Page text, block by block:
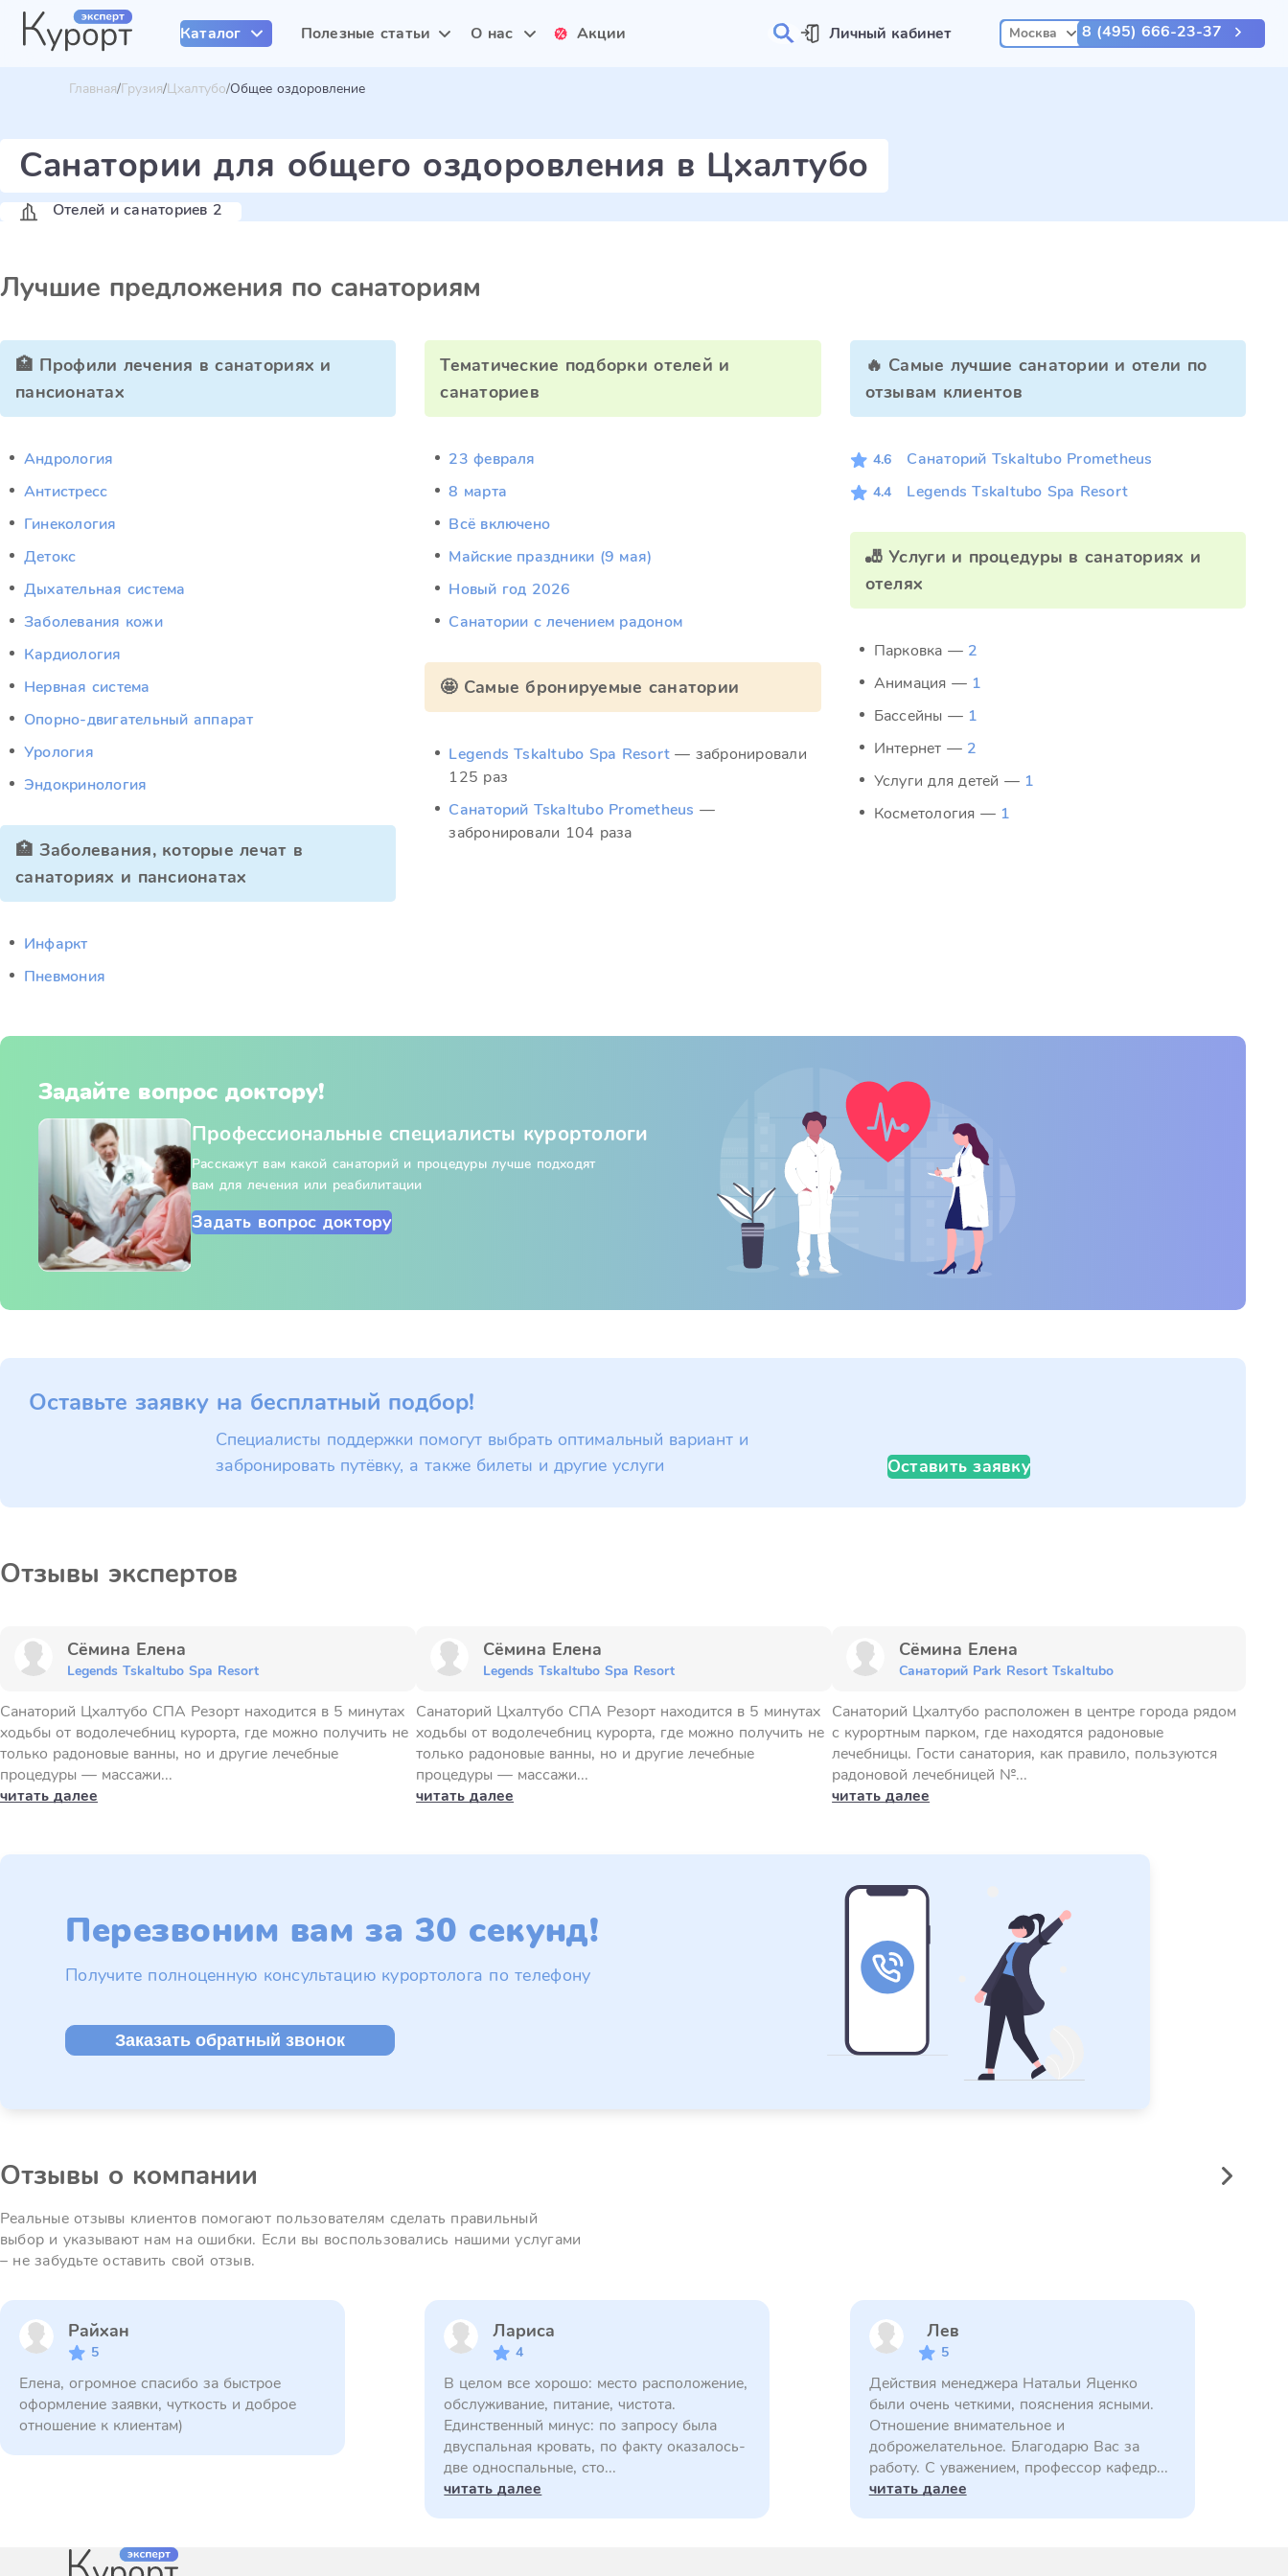
Каталог Полезные статьи О нас Акции Личный кабинет Москва 8 (495) 666-23-37
Главная Грузия Цхалтубо Общее оздоровление
Санатории для общего оздоровления в Цхалтубо
Отелей и санаториев 2
Лучшие предложения по санаториям
🏥 Профили лечения в санаториях и
пансионатах
Андрология
Антистресс
Гинекология
Детокс
Дыхательная система
Заболевания кожи
Кардиология
Нервная система
Опорно-двигательный аппарат
Урология
Эндокринология
🏥 Заболевания, которые лечат в
санаториях и пансионатах
Инфаркт
Пневмония
Тематические подборки отелей и
санаториев
23 февраля
8 марта
Всё включено
Майские праздники (9 мая)
Новый год 2026
Санатории с лечением радоном
🤩 Самые бронируемые санатории
Legends Tskaltubo Spa Resort — забронировали
125 раз
Санаторий Tskaltubo Prometheus —
забронировали 104 раза
🔥 Самые лучшие санатории и отели по
отзывам клиентов
4.6 Санаторий Tskaltubo Prometheus
4.4 Legends Tskaltubo Spa Resort
🎳 Услуги и процедуры в санаториях и
отелях
Парковка — 2
Анимация — 1
Бассейны — 1
Интернет — 2
Услуги для детей — 1
Косметология — 1
Задайте вопрос доктору!
Профессиональные специалисты курортологи
Расскажут вам какой санаторий и процедуры лучше подходят
вам для лечения или реабилитации
Задать вопрос доктору
Оставьте заявку на бесплатный подбор!
Специалисты поддержки помогут выбрать оптимальный вариант и
забронировать путёвку, а также билеты и другие услуги
Оставить заявку
Отзывы экспертов
Сёмина Елена
Legends Tskaltubo Spa Resort
Санаторий Цхалтубо СПА Резорт находится в 5 минутах
ходьбы от водолечебниц курорта, где можно получить не
только радоновые ванны, но и другие лечебные
процедуры — массажи...
читать далее
Сёмина Елена
Legends Tskaltubo Spa Resort
Санаторий Цхалтубо СПА Резорт находится в 5 минутах
ходьбы от водолечебниц курорта, где можно получить не
только радоновые ванны, но и другие лечебные
процедуры — массажи...
читать далее
Сёмина Елена
Санаторий Park Resort Tskaltubo
Санаторий Цхалтубо расположен в центре города рядом
с курортным парком, где находятся радоновые
лечебницы. Гости санатория, как правило, пользуются
радоновой лечебницей №...
читать далее
Перезвоним вам за 30 секунд!
Получите полноценную консультацию курортолога по телефону
Заказать обратный звонок
Отзывы о компании
Реальные отзывы клиентов помогают пользователям сделать правильный
выбор и указывают нам на ошибки. Если вы воспользовались нашими услугами
– не забудьте оставить свой отзыв.
Райхан
5
Елена, огромное спасибо за быстрое
оформление заявки, чуткость и доброе
отношение к клиентам)
Лариса
4
В целом все хорошо: место расположение,
обслуживание, питание, чистота.
Единственный минус: по запросу была
двуспальная кровать, по факту оказалось-
две односпальные, сто...
читать далее
Лев
5
Действия менеджера Натальи Яценко
были очень четкими, пояснения ясными.
Отношение внимательное и
доброжелательное. Благодарю Вас за
работу. С уважением, профессор кафедр...
читать далее